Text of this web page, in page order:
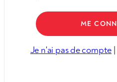
Je n'ai pas de compte |